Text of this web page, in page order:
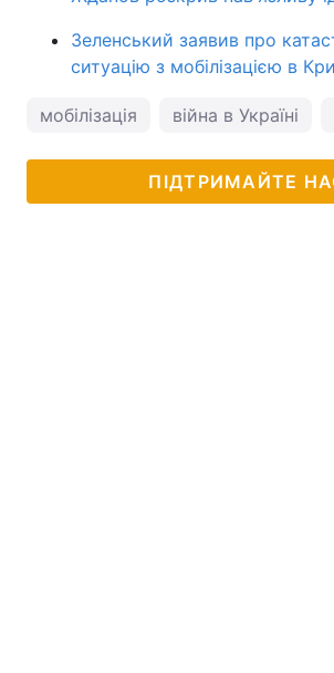
Зеленський заявив про
ситуацію з мобілізацією в
мобілізація війна в Україні
ПІДТРИМАЙТЕ